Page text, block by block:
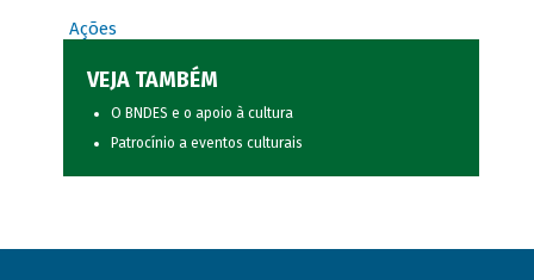
Ações
VEJA TAMBÉM
O BNDES e o apoio à cultura
Patrocínio a eventos culturais